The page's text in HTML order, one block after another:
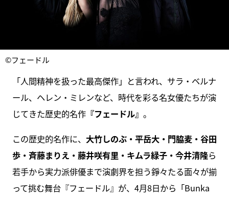
©フェードル
「人間精神を扱った最高傑作」と言われ、サラ・ベルナ
ール、ヘレン・ミレンなど、時代を彩る名女優たちが演
じてきた歴史的名作『フェードル』 。
この歴史的名作に、 大竹しのぶ・平岳大・門脇麦・谷田
歩・斉藤まりえ・藤井咲有里・キムラ緑子・今井清隆ら
若手から実力派俳優まで演劇界を担う錚々たる面々が揃
って挑む舞台『フェードル』が、4月8日から「Bunka